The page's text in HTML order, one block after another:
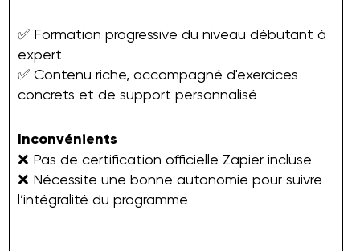
✅ Formation progressive du niveau débutant à
expert
✅ Contenu riche, accompagné d'exercices
concrets et de support personnalisé
Inconvénients
❌ Pas de certification officielle Zapier incluse
❌ Nécessite une bonne autonomie pour suivre
l’intégralité du programme